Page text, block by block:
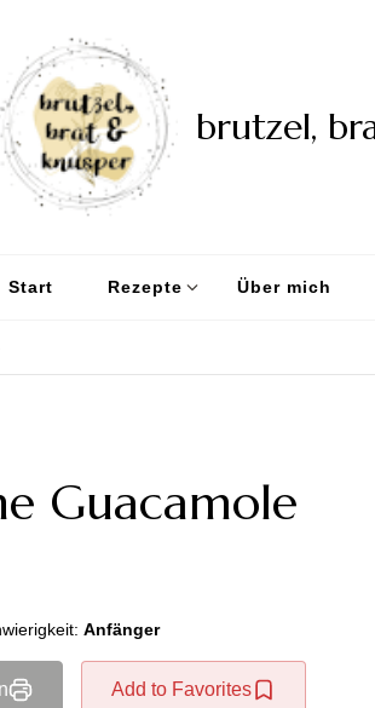
brutzel,
Start Rezepte Über mich
Guacamole
Anfänger
Add to Favorites